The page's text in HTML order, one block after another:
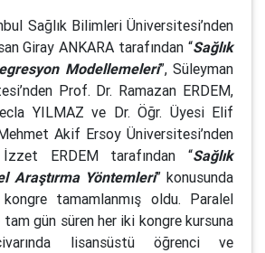
Sağlık Bilimleri Üniversitesi’nden
Giray ANKARA tarafından “Sağlık
Modellemeleri”, Süleyman
Prof. Dr. Ramazan ERDEM,
YILMAZ ve Dr. Öğr. Üyesi Elif
Akif Ersoy Üniversitesi’nden
ERDEM tarafından “Sağlık
Araştırma Yöntemleri” konusunda
tamamlanmış oldu. Paralel
gün süren her iki kongre kursuna
lisansüstü öğrenci ve